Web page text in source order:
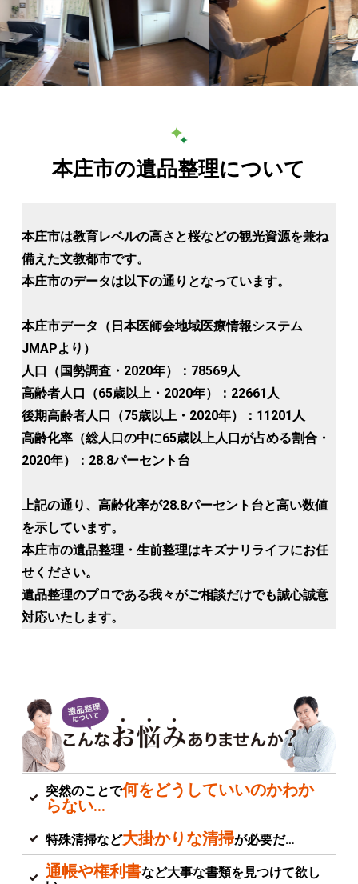
本庄市の遺品整理について
本庄市は教育レベルの高さと桜などの観光資源を兼ね
備えた文教都市です。
本庄市のデータは以下の通りとなっています。
本庄市データ（日本医師会地域医療情報システム
JMAPより）
人口（国勢調査・2020年）：78569人
高齢者人口（65歳以上・2020年）：22661人
後期高齢者人口（75歳以上・2020年）：11201人
高齢化率（総人口の中に65歳以上人口が占める割合・
2020年）：28.8パーセント台
上記の通り、高齢化率が28.8パーセント台と高い数値
を示しています。
本庄市の遺品整理・生前整理はキズナリライフにお任
せください。
遺品整理のプロである我々がご相談だけでも誠心誠意
対応いたします。
突然のことで何をどうしていいのかわか
らない…
特殊清掃など大掛かりな清掃が必要だ…
通帳や権利書など大事な書類を見つけて欲し